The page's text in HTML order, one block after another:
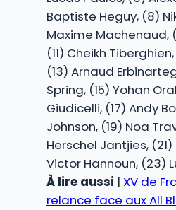
Baptiste Heguy, (8)
Maxime Machenaud,
(11) Cheikh
(13) Arnaud
Spring, (15) Yohan
Giudicelli, (17) Andy
Johnson, (19) Noa
Herschel Jantjies,
Victor Hannoun, (23)
À lire aussi | XV de
relance face aux All